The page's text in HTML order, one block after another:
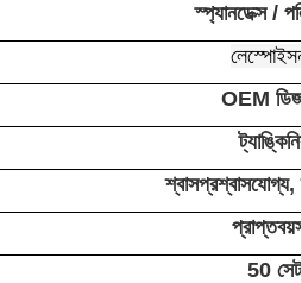
স্প্যানডেক্স /
OEM
50 সেট